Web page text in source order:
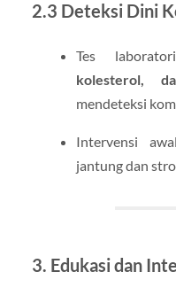
2.3 Deteksi Dini
Tes
kolesterol,
mendeteksi
Intervensi
jantung dan
3. Edukasi dan